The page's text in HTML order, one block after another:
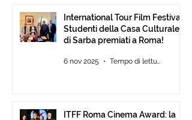
International Tour Film Festival:
Studenti della Casa Culturale
di Sarba premiati a Roma!
6 nov 2025 Tempo di lettura: 2 min
ITFF Roma Cinema Award: la